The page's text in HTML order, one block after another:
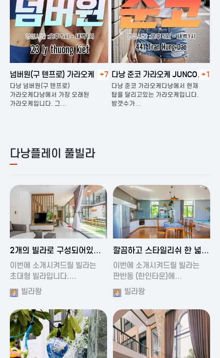
넘버원(구 텐프로) 가라오케 +7
다낭 넘버원(구 텐프로)
가라오케다낭에서 가장 오래된
가라오케입니다. 그…
다낭 준코 가라오케 JUNCO
KARAOKE
+1
다낭 준코 가라오케다낭에서 현재
탑을 달리고있는 가라오케입니다.
방갯수가…
다낭플레이 풀빌라
2024-11-19 00:54
2개의 빌라로 구성되어있는
대형 풀빌…
이번에 소개시켜드릴 빌라는
초대형 빌라입니다.…
빌라왕
2024-11-19 01:27
깔끔하고 스타일리쉬 한 넓은
풀빌라
이번에 소개시켜드릴 빌라는
판반동 (한인타운)에…
빌라왕